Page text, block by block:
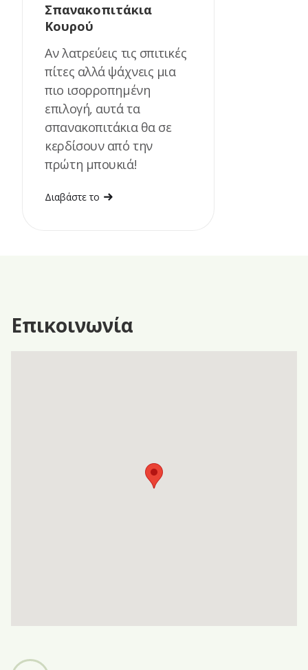
Σπανακοπιτάκια
Κουρού
Αν λατρεύεις τις σπιτικές
πίτες αλλά ψάχνεις μια
πιο ισορροπημένη
επιλογή, αυτά τα
σπανακοπιτάκια θα σε
κερδίσουν από την
πρώτη μπουκιά!
Διαβάστε το
Επικοινωνία